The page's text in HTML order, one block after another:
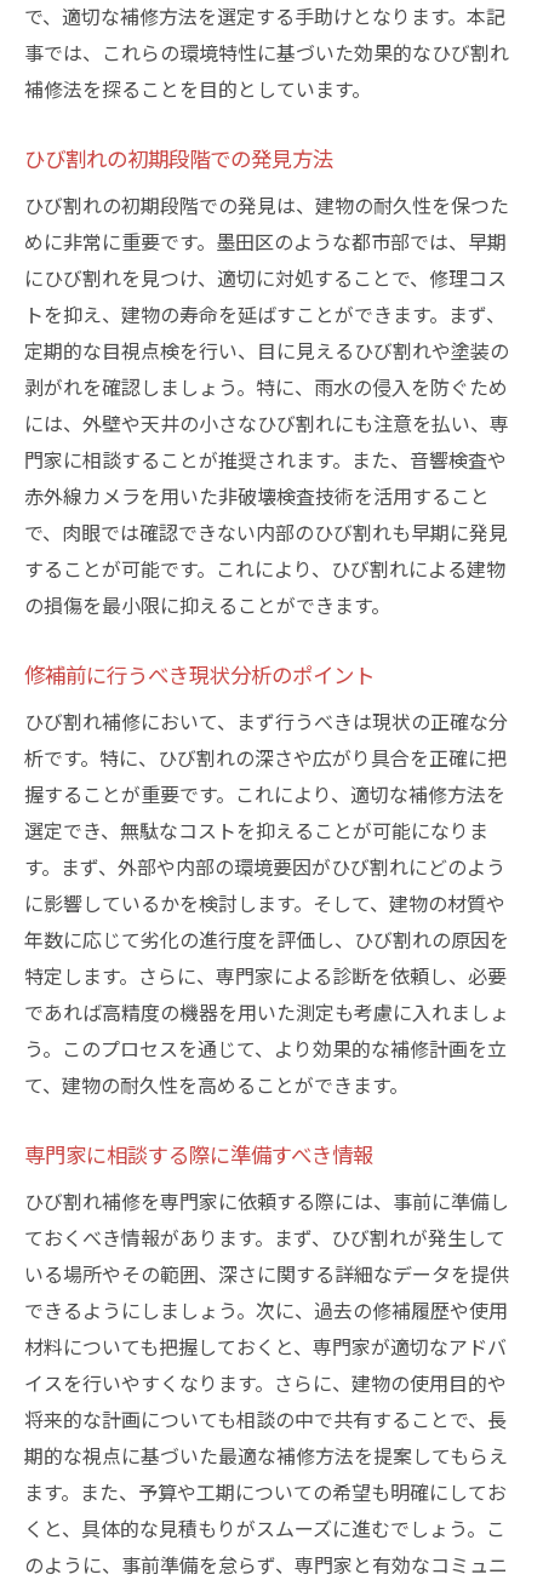
最新の補修技術とその応用例
樹脂注入技術による内部補強法
ナノテクノロジーを活用した新技術
施工現場での革新的な技術導入
IT技術を用いた補修過程の管理
技術進化によるスピードと品質の向上
ひび割れ補修における予防策と建物の耐久性
定期的な点検と維持管理の重要性
予防策を講じることで得られる長期的な利
点
ひび割れ発生を未然に防ぐための設計ポイ
ント
耐久性を強化するための具体的な施策
予防策と補修費用の関係性
専門家によるアドバイスの効果的な活用法
成功事例から学ぶ効果的な補修法
プロが重視するポイントとその理由
具体的なケーススタディとその結果
顕著な成功事例から取り入れるべき要素
失敗を防ぐための注意点と教訓
地域特性を考慮した成功事例の応用
で、適切な補修方法を選定する手助けとなります。本記
事では、これらの環境特性に基づいた効果的なひび割れ
補修法を探ることを目的としています。
ひび割れの初期段階での発見方法
ひび割れの初期段階での発見は、建物の耐久性を保つた
めに非常に重要です。墨田区のような都市部では、早期
にひび割れを見つけ、適切に対処することで、修理コス
トを抑え、建物の寿命を延ばすことができます。まず、
定期的な目視点検を行い、目に見えるひび割れや塗装の
剥がれを確認しましょう。特に、雨水の侵入を防ぐため
には、外壁や天井の小さなひび割れにも注意を払い、専
門家に相談することが推奨されます。また、音響検査や
赤外線カメラを用いた非破壊検査技術を活用すること
で、肉眼では確認できない内部のひび割れも早期に発見
することが可能です。これにより、ひび割れによる建物
の損傷を最小限に抑えることができます。
修補前に行うべき現状分析のポイント
ひび割れ補修において、まず行うべきは現状の正確な分
析です。特に、ひび割れの深さや広がり具合を正確に把
握することが重要です。これにより、適切な補修方法を
選定でき、無駄なコストを抑えることが可能になりま
す。まず、外部や内部の環境要因がひび割れにどのよう
に影響しているかを検討します。そして、建物の材質や
年数に応じて劣化の進行度を評価し、ひび割れの原因を
特定します。さらに、専門家による診断を依頼し、必要
であれば高精度の機器を用いた測定も考慮に入れましょ
う。このプロセスを通じて、より効果的な補修計画を立
て、建物の耐久性を高めることができます。
専門家に相談する際に準備すべき情報
ひび割れ補修を専門家に依頼する際には、事前に準備し
ておくべき情報があります。まず、ひび割れが発生して
いる場所やその範囲、深さに関する詳細なデータを提供
できるようにしましょう。次に、過去の修補履歴や使用
材料についても把握しておくと、専門家が適切なアドバ
イスを行いやすくなります。さらに、建物の使用目的や
将来的な計画についても相談の中で共有することで、長
期的な視点に基づいた最適な補修方法を提案してもらえ
ます。また、予算や工期についての希望も明確にしてお
くと、具体的な見積もりがスムーズに進むでしょう。こ
のように、事前準備を怠らず、専門家と有効なコミュニ